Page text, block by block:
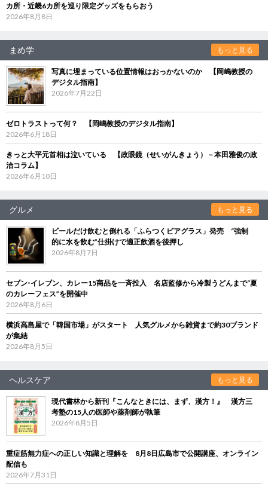
カ所・近畿6カ所を巡り限定グッズをもらおう
2026年8月8日
まめ学 もっと見る
写真に埋まっている位置情報はおっかないのか 【岡嶋教授の
デジタル指南】
2026年7月22日
ゼロトラストって何？ 【岡嶋教授のデジタル指南】
2026年6月18日
きっと大平元首相は泣いている 【政眼鏡（せいがんきょう）－本田雅俊の政
治コラム】
2026年6月10日
グルメ もっと見る
ビールだけ飲むと倒れる「ふらつくビアグラス」発売 “強制
的に水を飲む”仕掛けで適正飲酒を後押し
2026年8月7日
セブン‐イレブン、カレー15商品を一斉投入 名店監修から冷製うどんまで“夏
のカレーフェス”を開催中
2026年8月6日
横浜高島屋で「韓国市場」がスタート 人気グルメから雑貨まで約30ブランド
が集結
2026年8月5日
ヘルスケア もっと見る
現代書林から新刊『こんなときには、まず、漢方！』 漢方三
考塾の15人の医師や薬剤師が執筆
2026年8月5日
重症筋無力症への正しい知識と理解を 8月8日広島市で公開講座、オンライン
配信も
2026年7月31日